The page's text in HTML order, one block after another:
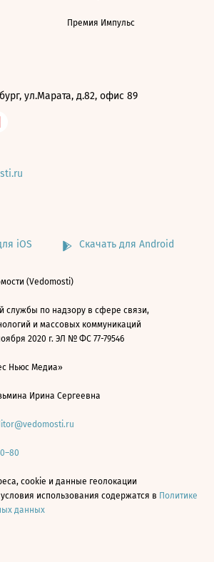
Премия Импульс
ул.Марата, д.82, офис 89
iOS Скачать для Android
(Vedomosti)
службы по надзору в сфере связи,
и массовых коммуникаций
2020 г. ЭЛ № ФС 77-79546
Ньюс Медиа»
Ирина Сергеевна
cookie и данные геолокации
использования содержатся в Политике
данных